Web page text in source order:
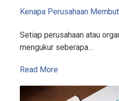
Kenapa Perusahaan
Setiap perusahaan atau
mengukur seberapa…
Read More